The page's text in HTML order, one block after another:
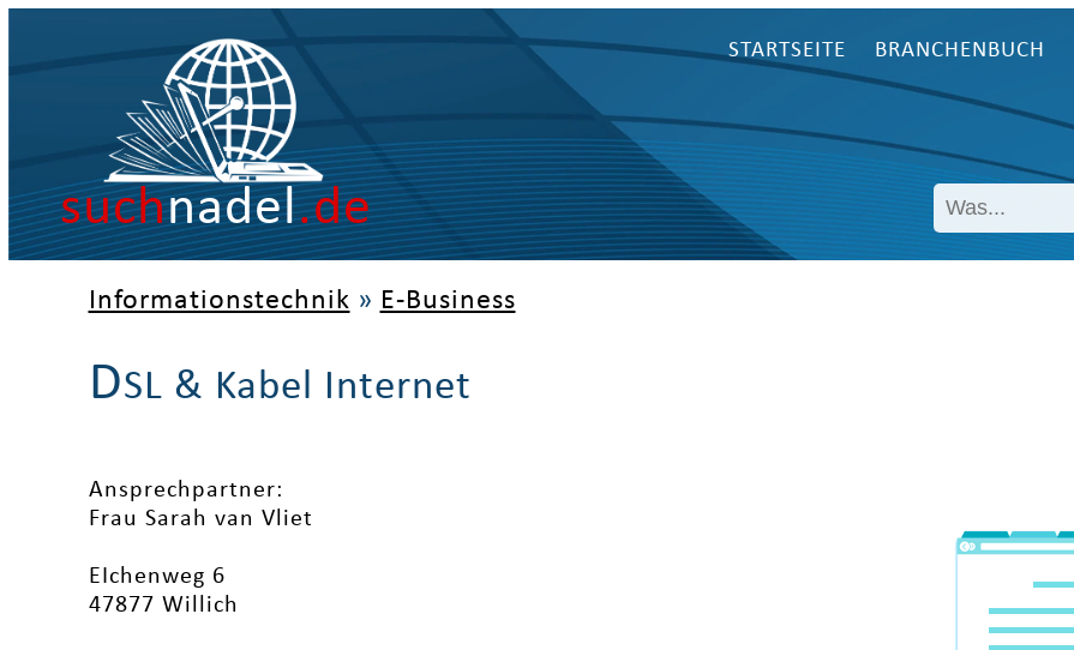
suchnadel.de
STARTSEITE BRANCHENBUCH
Informationstechnik » E-Business
DSL & Kabel Internet
Ansprechpartner:
Frau Sarah van Vliet
EIchenweg 6
47877 Willich